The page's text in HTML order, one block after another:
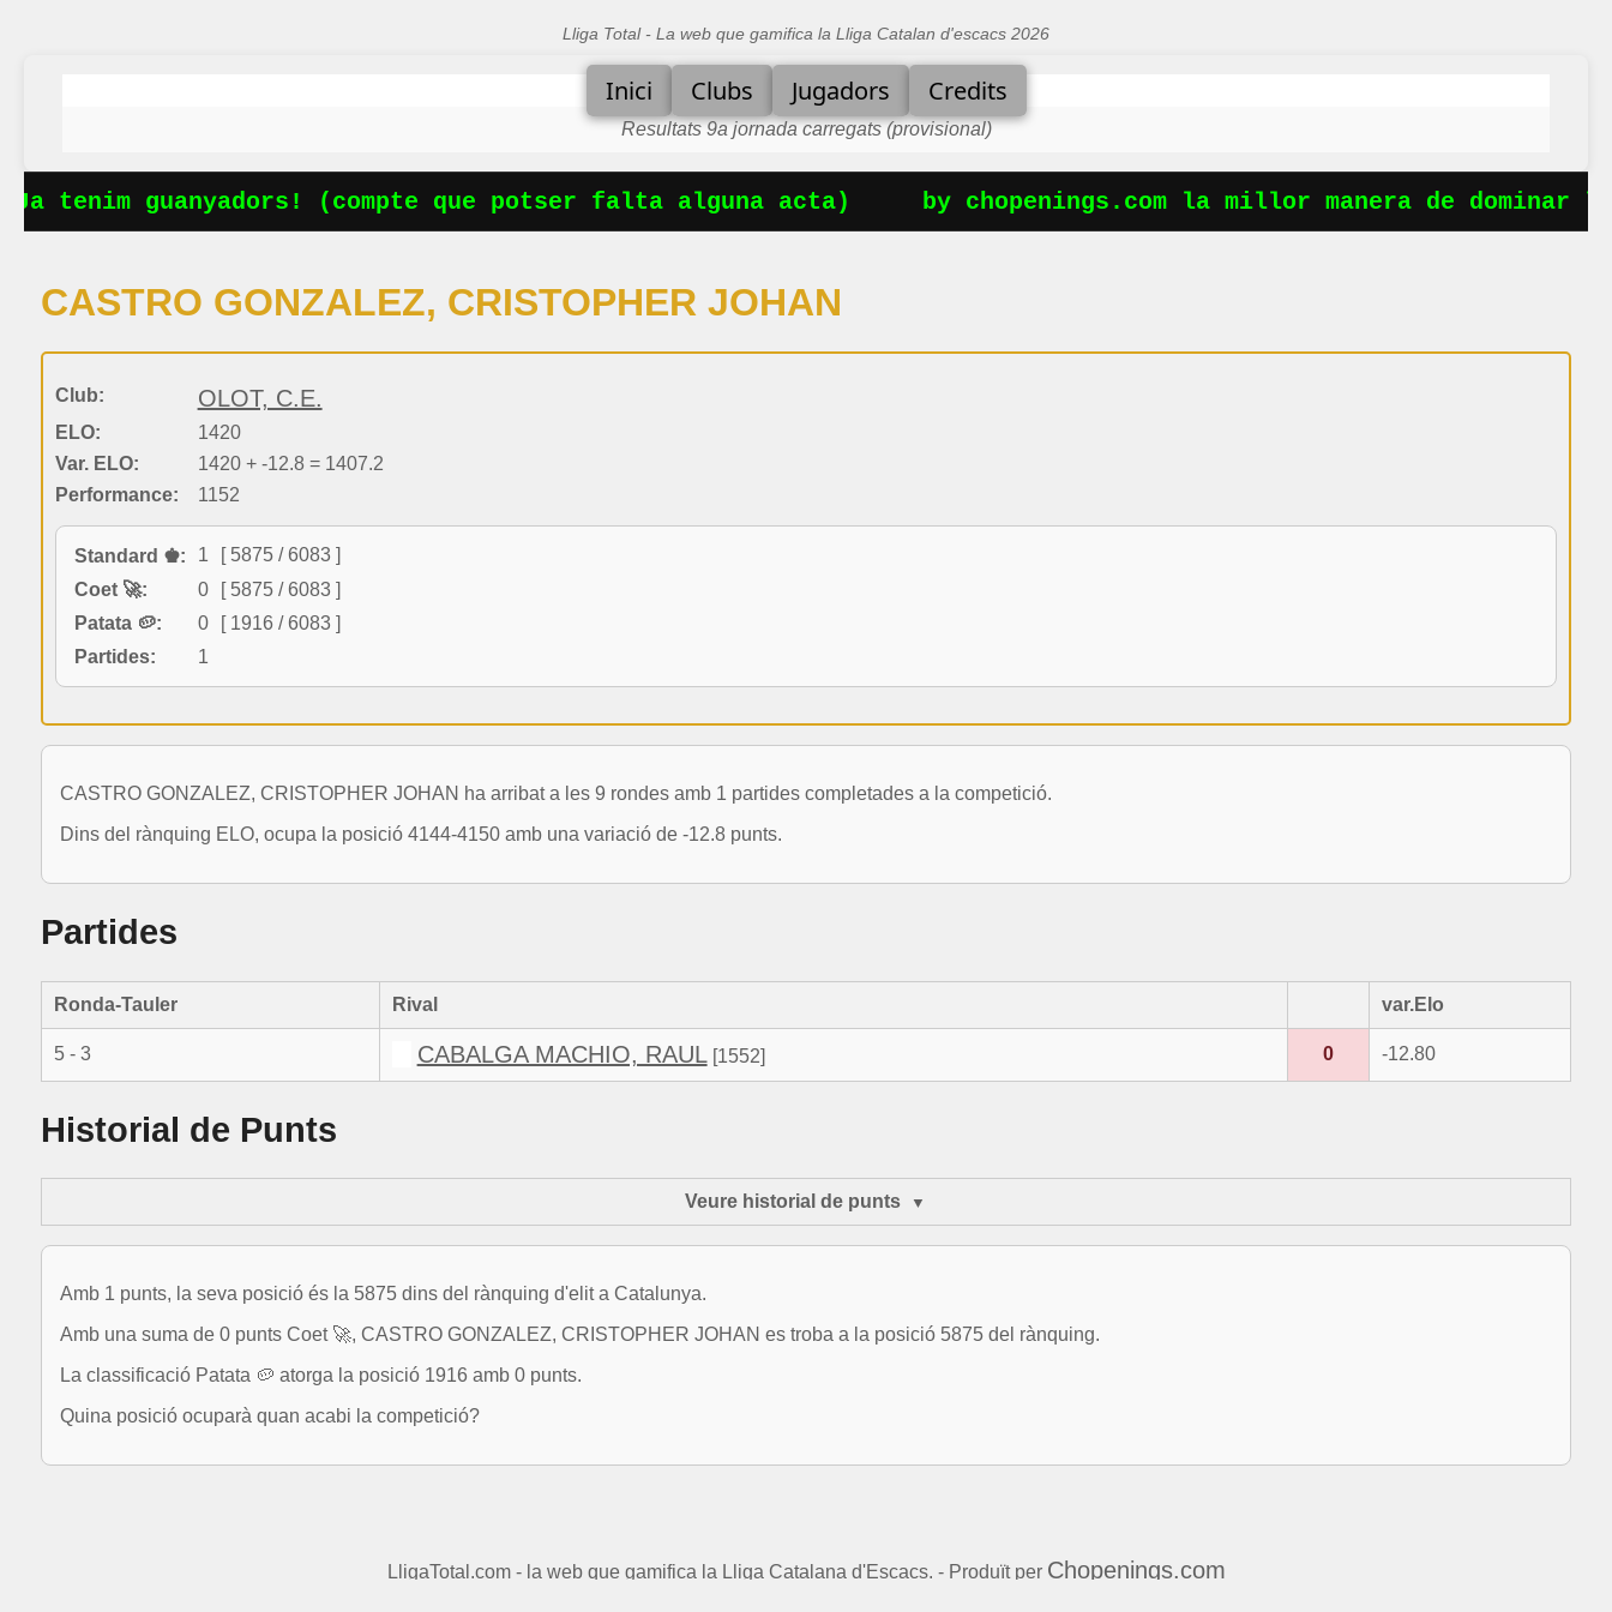
Lliga Total - La web que gamifica la Lliga Catalan d'escacs 2026
Inici Clubs Jugadors Credits
Resultats 9a jornada carregats (provisional)
tenim guanyadors! (compte que potser falta alguna acta) by chopenings.com la millor manera de dominar
CASTRO GONZALEZ, CRISTOPHER JOHAN
Club: OLOT, C.E.
ELO:
1420
Var. ELO:
1420 + -12.8 = 1407.2
Performance:
1152
Standard ♚: 1
[ 5875 / 6083 ]
Coet 🚀:
0
[ 5875 / 6083 ]
Patata 🥔:
0
[ 1916 / 6083 ]
Partides:
1
CASTRO GONZALEZ, CRISTOPHER JOHAN ha arribat a les 9 rondes amb 1 partides completades a la competició.
Dins del rànquing ELO, ocupa la posició 4144-4150 amb una variació de -12.8 punts.
Partides
Ronda-Tauler Rival var.Elo
5 - 3 CABALGA MACHIO, RAUL[1552] 0 -12.80
Historial de Punts
Veure historial de punts
Amb 1 punts, la seva posició és la 5875 dins del rànquing d'elit a Catalunya.
Amb una suma de 0 punts Coet 🚀, CASTRO GONZALEZ, CRISTOPHER JOHAN es troba a la posició 5875 del rànquing.
La classificació Patata 🥔 atorga la posició 1916 amb 0 punts.
Quina posició ocuparà quan acabi la competició?
LligaTotal.com - la web que gamifica la Lliga Catalana d'Escacs. - Produït per Chopenings.com